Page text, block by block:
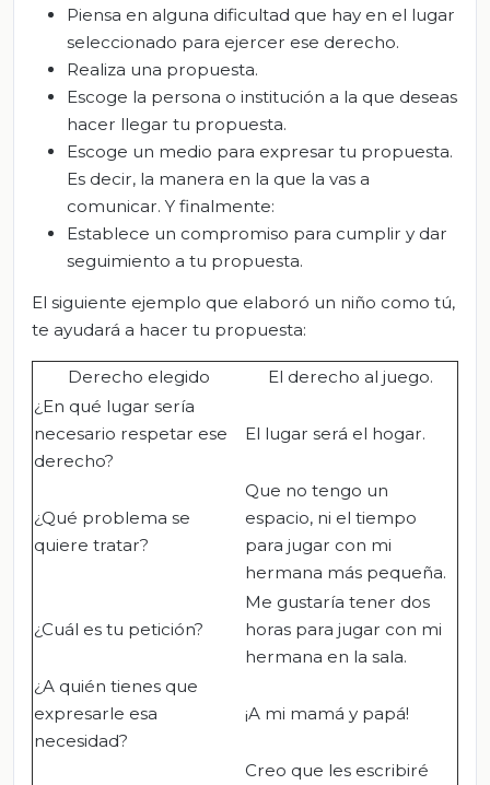
Piensa en alguna dificultad que hay en el lugar
seleccionado para ejercer ese derecho.
Realiza una propuesta.
Escoge la persona o institución a la que deseas
hacer llegar tu propuesta.
Escoge un medio para expresar tu propuesta.
Es decir, la manera en la que la vas a
comunicar. Y finalmente:
Establece un compromiso para cumplir y dar
seguimiento a tu propuesta.
El siguiente ejemplo que elaboró un niño como tú,
te ayudará a hacer tu propuesta:
Derecho elegido
El derecho al juego.
¿En qué lugar sería
necesario respetar ese
derecho?
El lugar será el hogar.
¿Qué problema se
quiere tratar?
Que no tengo un
espacio, ni el tiempo
para jugar con mi
hermana más pequeña.
¿Cuál es tu petición?
Me gustaría tener dos
horas para jugar con mi
hermana en la sala.
¿A quién tienes que
expresarle esa
necesidad?
¡A mi mamá y papá!
Creo que les escribiré